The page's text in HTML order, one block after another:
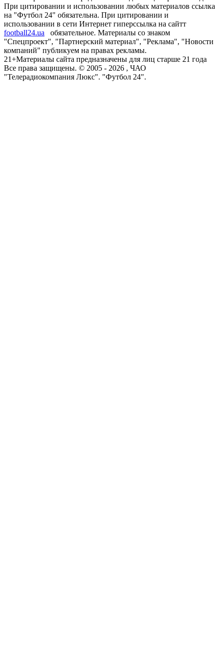
При цитировании и использовании любых материалов ссылка
на "Футбол 24" обязательна. При цитировании и
использовании в сети Интернет гиперссылка на сайтт
football24.ua
обязательное. Материалы со знаком
"Спецпроект", "Партнерский материал", "Реклама", "Новости
компаний" публикуем на правах рекламы.
21+Материалы сайта предназначены для лиц старше 21 года
Все права защищены. © 2005 - 2026 , ЧАО
"Телерадиокомпания Люкс". "Футбол 24".